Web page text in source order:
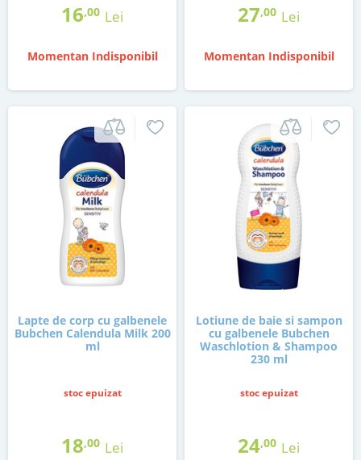
16,00 Lei
Momentan Indisponibil
27,00 Lei
Momentan Indisponibil
Lapte de corp cu galbenele
Bubchen Calendula Milk 200
ml
stoc epuizat
18,00 Lei
Lotiune de baie si sampon
cu galbenele Bubchen
Waschlotion & Shampoo
230 ml
stoc epuizat
24,00 Lei